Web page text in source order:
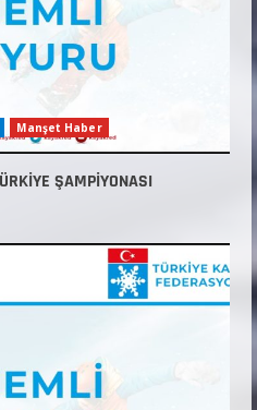
Manşet Haber
ŞAMPİYONASI